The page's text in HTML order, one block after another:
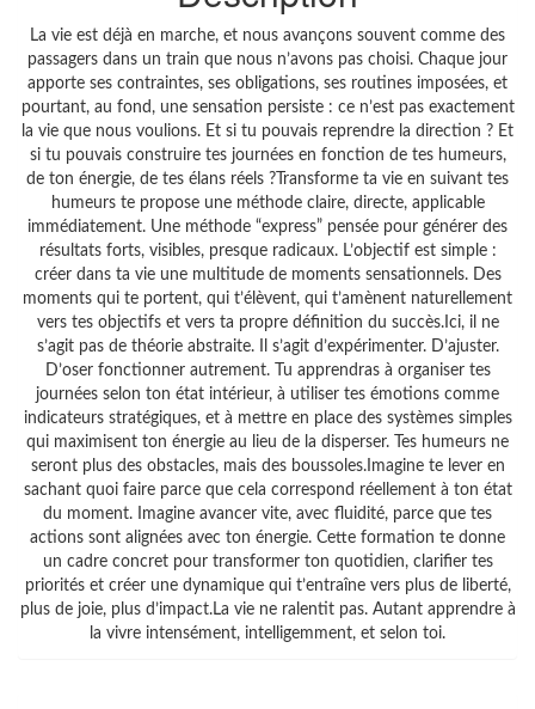
La vie est déjà en marche, et nous avançons souvent comme des
passagers dans un train que nous n’avons pas choisi. Chaque jour
apporte ses contraintes, ses obligations, ses routines imposées, et
pourtant, au fond, une sensation persiste : ce n’est pas exactement
la vie que nous voulions. Et si tu pouvais reprendre la direction ? Et
si tu pouvais construire tes journées en fonction de tes humeurs,
de ton énergie, de tes élans réels ?Transforme ta vie en suivant tes
humeurs te propose une méthode claire, directe, applicable
immédiatement. Une méthode “express” pensée pour générer des
résultats forts, visibles, presque radicaux. L’objectif est simple :
créer dans ta vie une multitude de moments sensationnels. Des
moments qui te portent, qui t’élèvent, qui t’amènent naturellement
vers tes objectifs et vers ta propre définition du succès.Ici, il ne
s’agit pas de théorie abstraite. Il s’agit d’expérimenter. D’ajuster.
D’oser fonctionner autrement. Tu apprendras à organiser tes
journées selon ton état intérieur, à utiliser tes émotions comme
indicateurs stratégiques, et à mettre en place des systèmes simples
qui maximisent ton énergie au lieu de la disperser. Tes humeurs ne
seront plus des obstacles, mais des boussoles.Imagine te lever en
sachant quoi faire parce que cela correspond réellement à ton état
du moment. Imagine avancer vite, avec fluidité, parce que tes
actions sont alignées avec ton énergie. Cette formation te donne
un cadre concret pour transformer ton quotidien, clarifier tes
priorités et créer une dynamique qui t’entraîne vers plus de liberté,
plus de joie, plus d’impact.La vie ne ralentit pas. Autant apprendre à
la vivre intensément, intelligemment, et selon toi.